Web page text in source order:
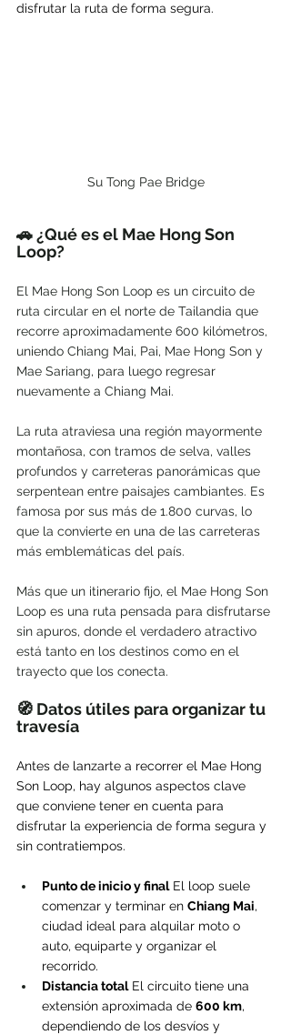
disfrutar la ruta de forma segura.
Su Tong Pae Bridge
🚗 ¿Qué es el Mae Hong Son
Loop?
El Mae Hong Son Loop es un circuito de
ruta circular en el norte de Tailandia que
recorre aproximadamente 600 kilómetros,
uniendo Chiang Mai, Pai, Mae Hong Son y
Mae Sariang, para luego regresar
nuevamente a Chiang Mai.
La ruta atraviesa una región mayormente
montañosa, con tramos de selva, valles
profundos y carreteras panorámicas que
serpentean entre paisajes cambiantes. Es
famosa por sus más de 1.800 curvas, lo
que la convierte en una de las carreteras
más emblemáticas del país.
Más que un itinerario fijo, el Mae Hong Son
Loop es una ruta pensada para disfrutarse
sin apuros, donde el verdadero atractivo
está tanto en los destinos como en el
trayecto que los conecta.
🧭 Datos útiles para organizar tu
travesía
Antes de lanzarte a recorrer el Mae Hong
Son Loop, hay algunos aspectos clave
que conviene tener en cuenta para
disfrutar la experiencia de forma segura y
sin contratiempos.
Punto de inicio y final El loop suele
comenzar y terminar en Chiang Mai,
ciudad ideal para alquilar moto o
auto, equiparte y organizar el
recorrido.
Distancia total El circuito tiene una
extensión aproximada de 600 km,
dependiendo de los desvíos y